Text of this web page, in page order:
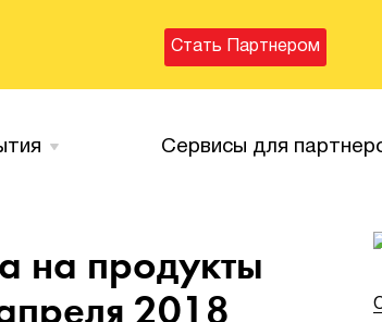
Стать Партнером
Сервисы для
на продукты
2018